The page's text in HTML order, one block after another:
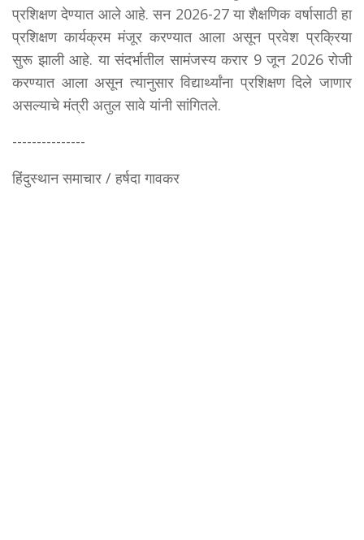
प्रशिक्षण देण्यात आले आहे. सन 2026-27 या शैक्षणिक वर्षासाठी हा
प्रशिक्षण कार्यक्रम मंजूर करण्यात आला असून प्रवेश प्रक्रिया
सुरू झाली आहे. या संदर्भातील सामंजस्य करार 9 जून 2026 रोजी
करण्यात आला असून त्यानुसार विद्यार्थ्यांना प्रशिक्षण दिले जाणार
असल्याचे मंत्री अतुल सावे यांनी सांगितले.
---------------
हिंदुस्थान समाचार / हर्षदा गावकर